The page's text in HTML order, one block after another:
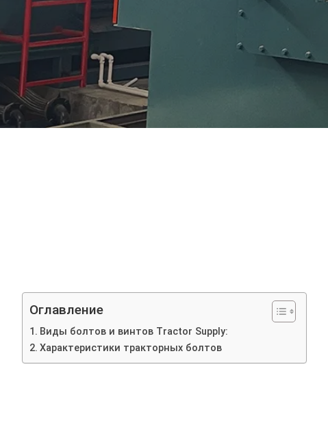
Оглавление
Виды болтов и винтов Tractor Supply:
Характеристики тракторных болтов